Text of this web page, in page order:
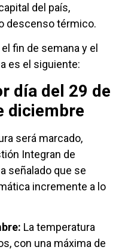
del país,
descenso térmico.
fin de semana y el
es el siguiente:
día del 29 de
diciembre
será marcado,
Integran de
señalado que se
incremente a lo
La temperatura
con una máxima de